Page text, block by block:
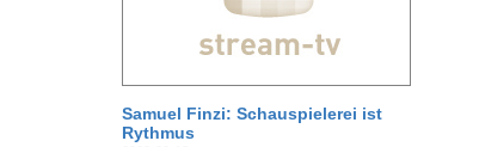
Samuel Finzi: Schauspielerei ist
Rythmus